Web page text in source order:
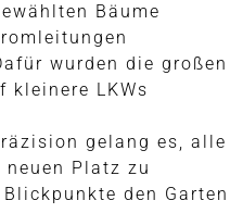
Bäume
wurden die großen
kleinere LKWs
gelang es, alle
Platz zu
den Garten